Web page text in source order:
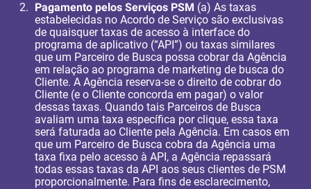
Pagamento pelos Serviços PSM (a) As taxas
estabelecidas no Acordo de Serviço são exclusivas
de quaisquer taxas de acesso à interface do
programa de aplicativo (“API”) ou taxas similares
que um Parceiro de Busca possa cobrar da Agência
em relação ao programa de marketing de busca do
Cliente. A Agência reserva-se o direito de cobrar do
Cliente (e o Cliente concorda em pagar) o valor
dessas taxas. Quando tais Parceiros de Busca
avaliam uma taxa específica por clique, essa taxa
será faturada ao Cliente pela Agência. Em casos em
que um Parceiro de Busca cobra da Agência uma
taxa fixa pelo acesso à API, a Agência repassará
todas essas taxas da API aos seus clientes de PSM
proporcionalmente. Para fins de esclarecimento,